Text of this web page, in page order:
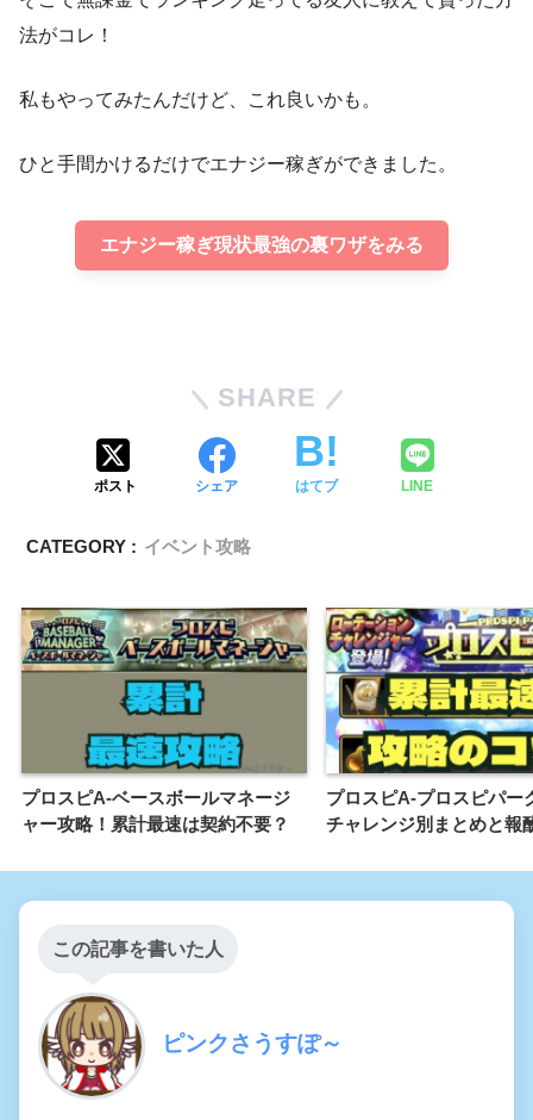
法がコレ！
私もやってみたんだけど、これ良いかも。
ひと手間かけるだけでエナジー稼ぎができました。
エナジー稼ぎ現状最強の裏ワザをみる
SHARE
ポスト シェア はてブ LINE
CATEGORY : イベント攻略
プロスピA-ベースボールマネージ
ャー攻略！累計最速は契約不要？
プロスピA-プロスピパー
チャレンジ別まとめと報
この記事を書いた人
ピンクさうすぽ～